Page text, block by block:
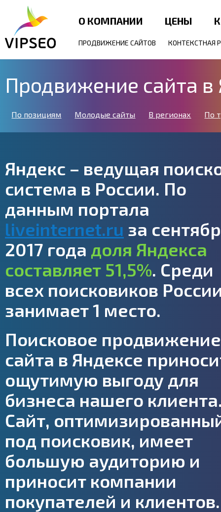
О КОМПАНИИ ЦЕНЫ
ПРОДВИЖЕНИЕ САЙТОВ КОНТЕКСТНАЯ
Продвижение сайта в
По позициям Молодые сайты В регионах По
Яндекс – ведущая
система в России. По
данным портала
liveinternet.ru за
2017 года доля Яндекса
составляет 51,5%. Среди
всех поисковиков
занимает 1 место.
Поисковое продвижение
сайта в Яндексе
ощутимую выгоду для
бизнеса нашего
Сайт,
под поисковик, имеет
большую аудиторию и
приносит компании
покупателей и клиентов.